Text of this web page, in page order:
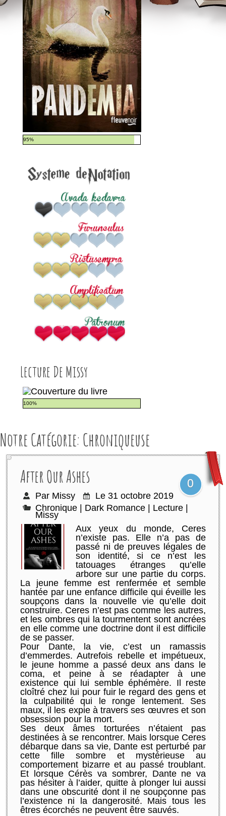
Bilan lecture
Challenge
Concours du mois
Top 10 tuesday
Biblio
PAL (Pile à lire)
Wish-list
Coups de coeur
Partenariats
95%
Lecture De Missy
100%
Notre Catégorie: Chroniqueuse
After Our Ashes 0
Par Missy
Le 31 octobre 2019
Chronique
Dark Romance Lecture
Missy
Aux yeux du monde, Ceres
n’existe pas. Elle n’a pas de
passé ni de preuves légales de
son identité, si ce n’est les
tatouages étranges qu’elle
arbore sur une partie du corps.
La jeune femme est renfermée et semble
hantée par une enfance difficile qui éveille les
soupçons dans la nouvelle vie qu’elle doit
construire. Ceres n’est pas comme les autres,
et les ombres qui la tourmentent sont ancrées
en elle comme une doctrine dont il est difficile
de se passer.
Pour Dante, la vie, c’est un ramassis
d’emmerdes. Autrefois rebelle et impétueux,
le jeune homme a passé deux ans dans le
coma, et peine à se réadapter à une
existence qui lui semble éphémère. Il reste
cloîtré chez lui pour fuir le regard des gens et
la culpabilité qui le ronge lentement. Ses
maux, il les expie à travers ses œuvres et son
obsession pour la mort.
Ses deux âmes torturées n’étaient pas
destinées à se rencontrer. Mais lorsque Ceres
débarque dans sa vie, Dante est perturbé par
cette fille sombre et mystérieuse au
comportement bizarre et au passé troublant.
Et lorsque Cérès va sombrer, Dante ne va
pas hésiter à l’aider, quitte à plonger lui aussi
dans une obscurité dont il ne soupçonne pas
l’existence ni la dangerosité. Mais tous les
êtres écorchés ne peuvent être sauvés.